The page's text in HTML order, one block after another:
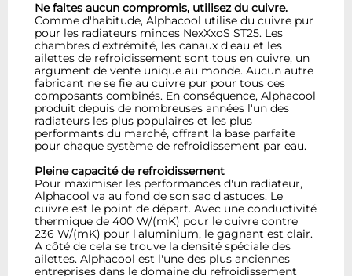
Ne faites aucun compromis, utilisez du cuivre.
Comme d'habitude, Alphacool utilise du cuivre pur
pour les radiateurs minces NexXxoS ST25. Les
chambres d'extrémité, les canaux d'eau et les
ailettes de refroidissement sont tous en cuivre, un
argument de vente unique au monde. Aucun autre
fabricant ne se fie au cuivre pur pour tous ces
composants combinés. En conséquence, Alphacool
produit depuis de nombreuses années l'un des
radiateurs les plus populaires et les plus
performants du marché, offrant la base parfaite
pour chaque système de refroidissement par eau.
Pleine capacité de refroidissement
Pour maximiser les performances d'un radiateur,
Alphacool va au fond de son sac d'astuces. Le
cuivre est le point de départ. Avec une conductivité
thermique de 400 W/(mK) pour le cuivre contre
236 W/(mK) pour l'aluminium, le gagnant est clair.
A côté de cela se trouve la densité spéciale des
ailettes. Alphacool est l'une des plus anciennes
entreprises dans le domaine du refroidissement